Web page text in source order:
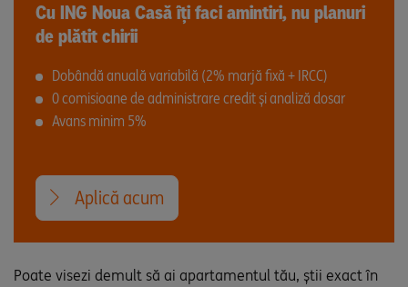
Cu ING Noua Casă îți faci amintiri, nu planuri
de plătit chirii
Dobândă anuală variabilă (2% marjă fixă + IRCC)
0 comisioane de administrare credit și analiză dosar
Avans minim 5%
Aplică acum
Poate visezi demult să ai apartamentul tău, știi exact în